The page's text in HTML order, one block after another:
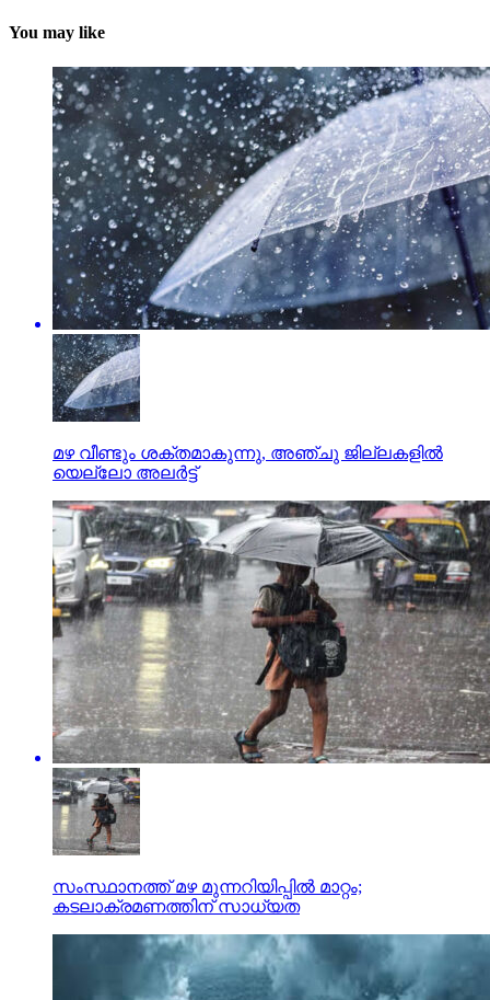
You may like
മഴ വീണ്ടും ശക്തമാകുന്നു, അഞ്ചു ജില്ലകളിൽ
യെല്ലോ അലർട്ട്
സംസ്ഥാനത്ത് മഴ മുന്നറിയിപ്പില്‍ മാറ്റം;
കടലാക്രമണത്തിന് സാധ്യത